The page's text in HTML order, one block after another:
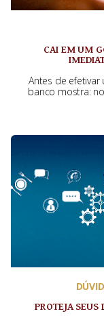
CAI EM UM
Antes de efetivar
banco mostra:
PROTEJA SEUS